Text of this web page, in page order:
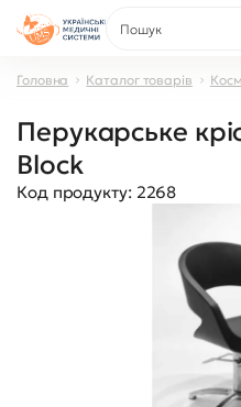
Головна Каталог товарів
Перукарське
Block
Код продукту: 2268